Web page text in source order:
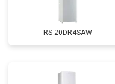
RS-20DR4SAW